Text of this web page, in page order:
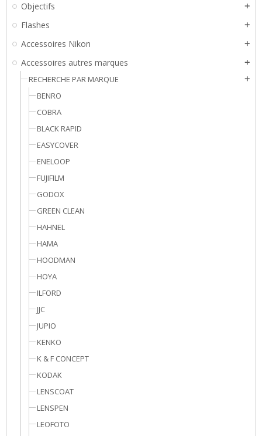
Objectifs add
Flashes add
Accessoires Nikon add
Accessoires autres marques add
RECHERCHE PAR MARQUE add
BENRO
COBRA
BLACK RAPID
EASYCOVER
ENELOOP
FUJIFILM
GODOX
GREEN CLEAN
HAHNEL
HAMA
HOODMAN
HOYA
ILFORD
JJC
JUPIO
KENKO
K & F CONCEPT
KODAK
LENSCOAT
LENSPEN
LEOFOTO